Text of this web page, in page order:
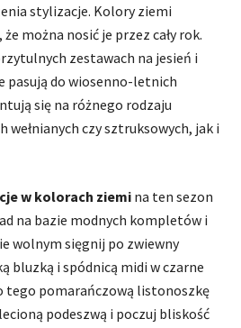
stylizacje. Kolory ziemi
można nosić je przez cały rok.
zestawach na jesień i
pasują do wiosenno-letnich
się na różnego rodzaju
wełnianych czy sztruksowych, jak i
w kolorach ziemina ten sezon
na bazie modnych kompletów i
wolnym sięgnij po zwiewny
bluzką i spódnicą midi w czarne
tego pomarańczową listonoszkę
podeszwą i poczuj bliskość